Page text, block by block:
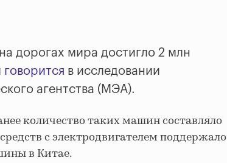
дорогах мира достигло 2 млн
говорится в исследовании
агентства (МЭА).
количество таких машин составляло
с электродвигателем поддержало
в Китае.